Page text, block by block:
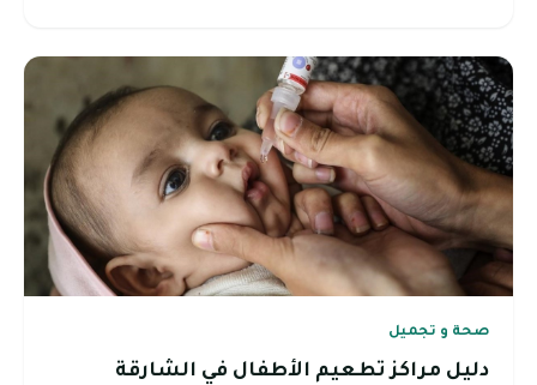
صحة و تجميل
دليل مراكز تطعيم الأطفال في الشارقة